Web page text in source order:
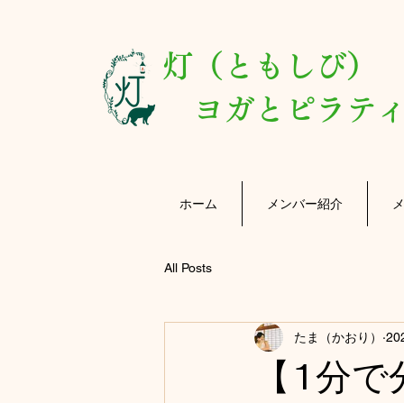
灯（ともしび
ヨガとピラテ
ホーム メンバー紹介
All Posts
【1分
たま（かおり）